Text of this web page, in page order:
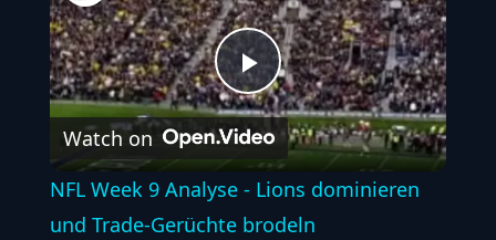
Play
Video
Watch on
NFL Week 9 Analyse - Lions dominieren
und Trade-Gerüchte brodeln